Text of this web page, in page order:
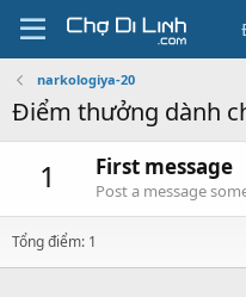
narkologiya-20
Điểm thưởng dành
1 First message
Post a message
Tổng điểm: 1